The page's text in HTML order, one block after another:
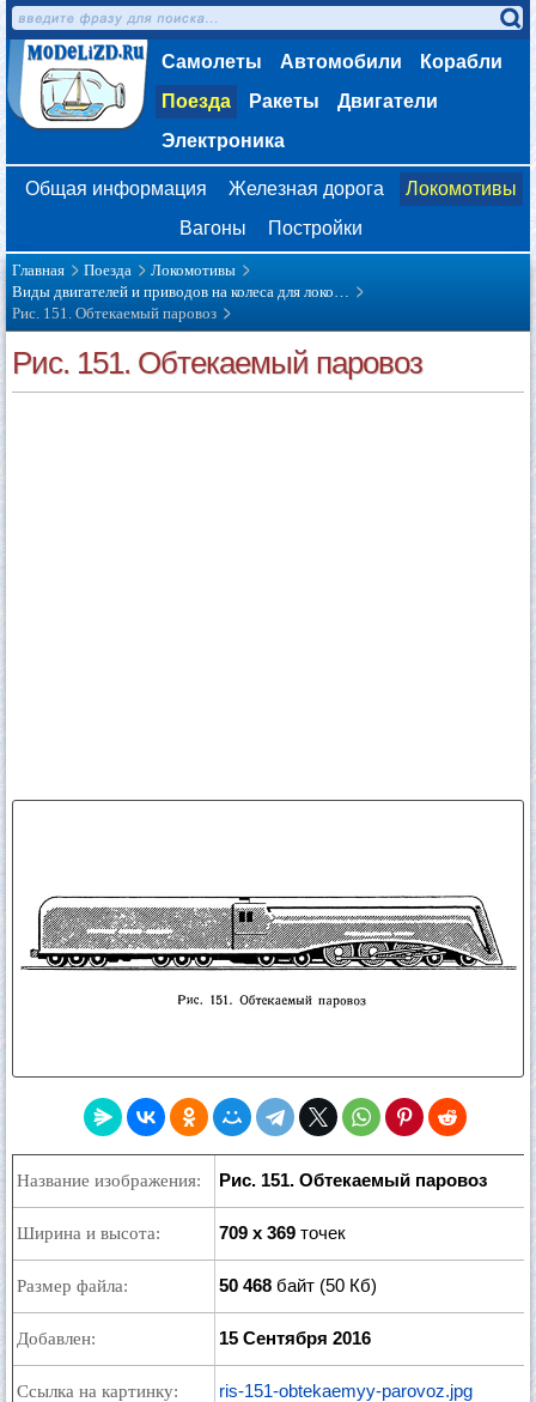
Самолеты Автомобили
Корабли
Поезда
Ракеты
Двигатели
Электроника
Общая информация Железная дорога
Локомотивы
Вагоны
Постройки
Главная Поезда
Локомотивы
Виды двигателей и приводов на колеса для локо…
Рис. 151. Обтекаемый паровоз
Рис. 151. Обтекаемый паровоз
Название изображения: Рис. 151. Обтекаемый паровоз
Ширина и высота: 709 x 369 точек
Размер файла: 50 468 байт (50 Кб)
Добавлен: 15 Сентября 2016
Ссылка на картинку: ris-151-obtekaemyy-parovoz.jpg